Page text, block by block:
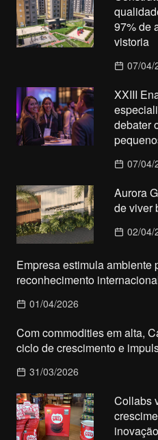
97% de
vistoria
07/04/
XXIII
debater
07/04/
Aurora
de viver
02/04/
Empresa estimula ambiente
reconhecimento
01/04/2026
Com commodities em alta,
ciclo de crescimento e
31/03/2026
Collabs